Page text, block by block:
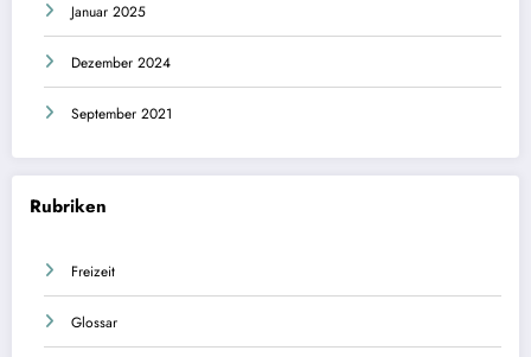
Januar 2025
Dezember 2024
September 2021
Rubriken
Freizeit
Glossar